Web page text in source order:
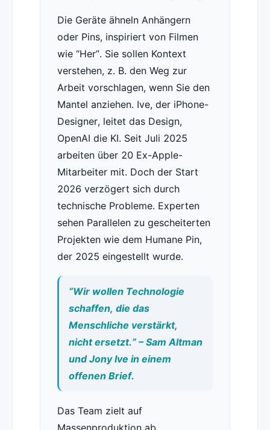
Die Geräte ähneln Anhängern
oder Pins, inspiriert von Filmen
wie “Her”. Sie sollen Kontext
verstehen, z. B. den Weg zur
Arbeit vorschlagen, wenn Sie den
Mantel anziehen. Ive, der iPhone-
Designer, leitet das Design,
OpenAI die KI. Seit Juli 2025
arbeiten über 20 Ex-Apple-
Mitarbeiter mit. Doch der Start
2026 verzögert sich durch
technische Probleme. Experten
sehen Parallelen zu gescheiterten
Projekten wie dem Humane Pin,
der 2025 eingestellt wurde.
“Wir wollen Technologie
schaffen, die das
Menschliche verstärkt,
nicht ersetzt.” – Sam Altman
und Jony Ive in einem
offenen Brief.
Das Team zielt auf